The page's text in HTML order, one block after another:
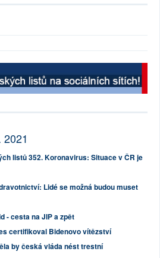
listů 352. Koronavirus: Situace v ČR je
Lidé se možná budou muset
- cesta na JIP a zpět
certifikoval Bidenovo vítězství
by česká vláda nést trestní